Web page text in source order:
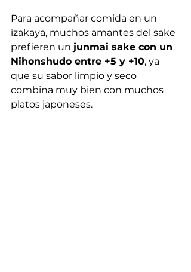
Para acompañar comida en un
izakaya, muchos amantes del sake
prefieren un junmai sake con un
Nihonshudo entre +5 y +10, ya
que su sabor limpio y seco
combina muy bien con muchos
platos japoneses.